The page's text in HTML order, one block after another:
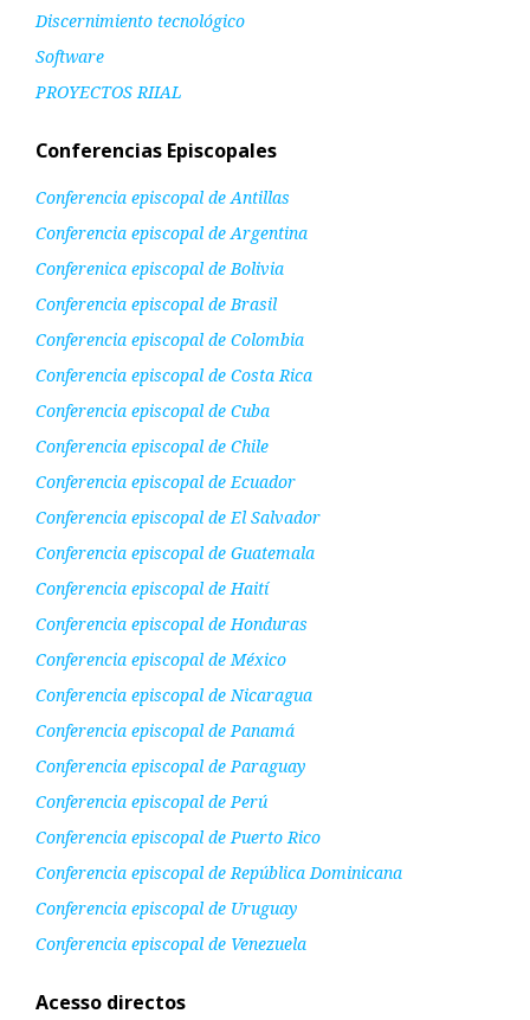
Discernimiento tecnológico
Software
PROYECTOS RIIAL
Conferencias Episcopales
Conferencia episcopal de Antillas
Conferencia episcopal de Argentina
Conferenica episcopal de Bolivia
Conferencia episcopal de Brasil
Conferencia episcopal de Colombia
Conferencia episcopal de Costa Rica
Conferencia episcopal de Cuba
Conferencia episcopal de Chile
Conferencia episcopal de Ecuador
Conferencia episcopal de El Salvador
Conferencia episcopal de Guatemala
Conferencia episcopal de Haití
Conferencia episcopal de Honduras
Conferencia episcopal de México
Conferencia episcopal de Nicaragua
Conferencia episcopal de Panamá
Conferencia episcopal de Paraguay
Conferencia episcopal de Perú
Conferencia episcopal de Puerto Rico
Conferencia episcopal de República Dominicana
Conferencia episcopal de Uruguay
Conferencia episcopal de Venezuela
Acesso directos